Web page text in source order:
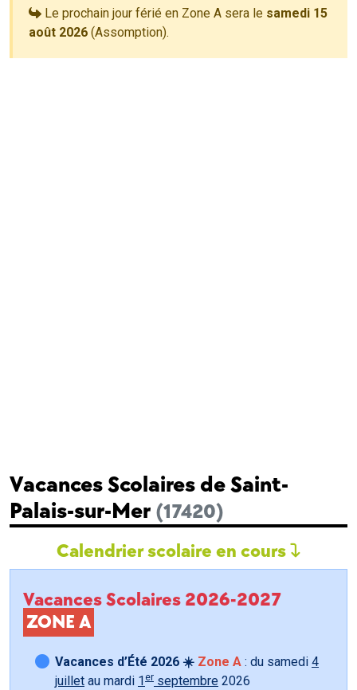
Le prochain jour férié en Zone A sera le samedi 15
août 2026 (Assomption).
Vacances Scolaires de Saint-
Palais-sur-Mer (17420)
Calendrier scolaire en cours
Vacances Scolaires 2026-2027
ZONE A
Vacances d’Été 2026 ☀️ Zone A : du samedi 4
juillet au mardi 1 er septembre 2026